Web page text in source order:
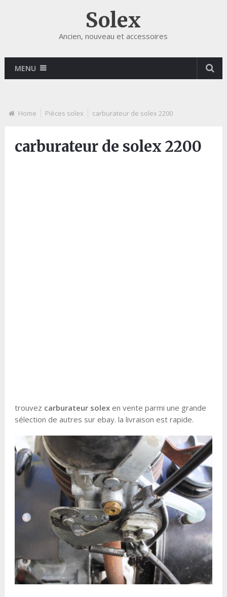
Solex
Ancien, nouveau et accessoires
MENU
Home Pièces solex carburateur de solex 2200
carburateur de solex 2200
trouvez carburateur solexen vente parmi une grande
sélection de autres sur ebay. la livraison est rapide.